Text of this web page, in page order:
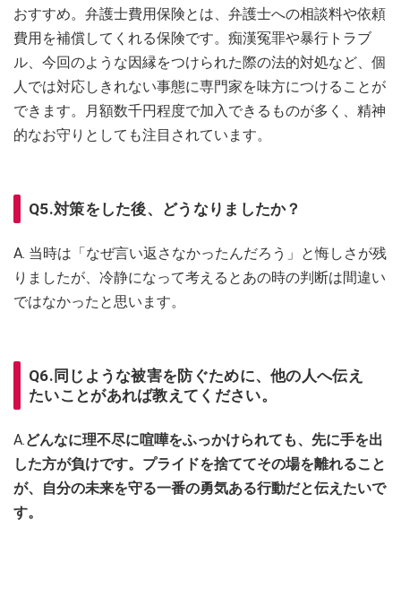
おすすめ。弁護士費用保険とは、弁護士への相談料や依頼
費用を補償してくれる保険です。痴漢冤罪や暴行トラブ
ル、今回のような因縁をつけられた際の法的対処など、個
人では対応しきれない事態に専門家を味方につけることが
できます。月額数千円程度で加入できるものが多く、精神
的なお守りとしても注目されています。
Q5.対策をした後、どうなりましたか？
A. 当時は「なぜ言い返さなかったんだろう」と悔しさが残
りましたが、冷静になって考えるとあの時の判断は間違い
ではなかったと思います。
Q6.同じような被害を防ぐために、他の人へ伝え
たいことがあれば教えてください。
A.どんなに理不尽に喧嘩をふっかけられても、先に手を出
した方が負けです。プライドを捨ててその場を離れること
が、自分の未来を守る一番の勇気ある行動だと伝えたいで
す。